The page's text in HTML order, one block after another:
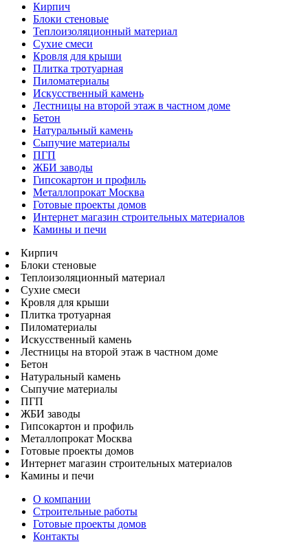
Кирпич
Блоки стеновые
Теплоизоляционный материал
Сухие смеси
Кровля для крыши
Плитка тротуарная
Пиломатериалы
Искусственный камень
Лестницы на второй этаж в частном доме
Бетон
Натуральный камень
Сыпучие материалы
ПГП
ЖБИ заводы
Гипсокартон и профиль
Металлопрокат Москва
Готовые проекты домов
Интернет магазин строительных материалов
Камины и печи
Кирпич
Блоки стеновые
Теплоизоляционный материал
Сухие смеси
Кровля для крыши
Плитка тротуарная
Пиломатериалы
Искусственный камень
Лестницы на второй этаж в частном доме
Бетон
Натуральный камень
Сыпучие материалы
ПГП
ЖБИ заводы
Гипсокартон и профиль
Металлопрокат Москва
Готовые проекты домов
Интернет магазин строительных материалов
Камины и печи
О компании
Строительные работы
Готовые проекты домов
Контакты